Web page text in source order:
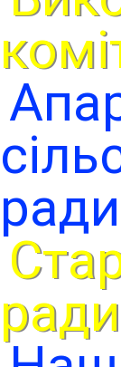
ради
ради